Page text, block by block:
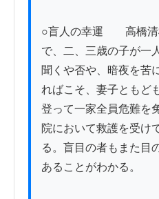
○盲人の幸運　　高橋
で、二、三歳の子が一
聞くや否や、暗夜を苦
ればこそ、妻子ともど
登って一家全員危難を
院において救護を受け
る。盲目の者もまた目
あることがわかる。